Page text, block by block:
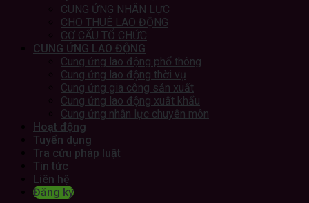
CUNG ỨNG NHÂN LỰC
CHO THUÊ LAO ĐỘNG
CƠ CẤU TỔ CHỨC
CUNG ỨNG LAO ĐỘNG
Cung ứng lao động phổ thông
Cung ứng lao động thời vụ
Cung ứng gia công sản xuất
Cung ứng lao động xuất khẩu
Cung ứng nhân lực chuyên môn
Hoạt động
Tuyển dụng
Tra cứu pháp luật
Tin tức
Liên hệ
Đăng ký